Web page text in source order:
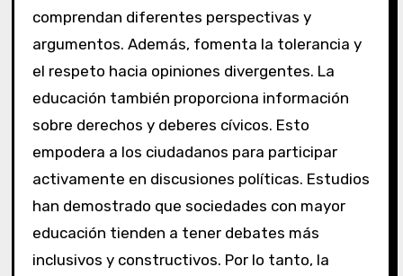
comprendan diferentes perspectivas y
argumentos. Además, fomenta la tolerancia y
el respeto hacia opiniones divergentes. La
educación también proporciona información
sobre derechos y deberes cívicos. Esto
empodera a los ciudadanos para participar
activamente en discusiones políticas. Estudios
han demostrado que sociedades con mayor
educación tienden a tener debates más
inclusivos y constructivos. Por lo tanto, la